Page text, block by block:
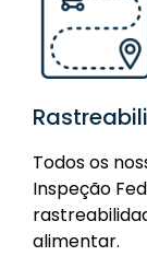
Todos os
Inspeção
alimentar.